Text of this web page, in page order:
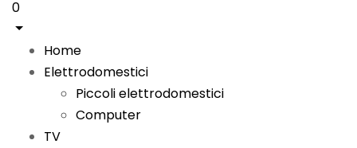
0
Home
Elettrodomestici
Piccoli elettrodomestici
Computer
TV